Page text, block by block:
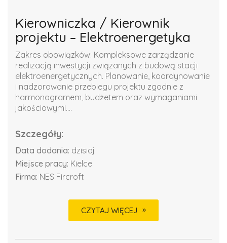
Kierowniczka / Kierownik
projektu – Elektroenergetyka
Zakres obowiązków: Kompleksowe zarządzanie
realizacją inwestycji związanych z budową stacji
elektroenergetycznych. Planowanie, koordynowanie
i nadzorowanie przebiegu projektu zgodnie z
harmonogramem, budżetem oraz wymaganiami
jakościowymi....
Szczegóły:
Data dodania: dzisiaj
Miejsce pracy: Kielce
Firma: NES Fircroft
CZYTAJ WIĘCEJ